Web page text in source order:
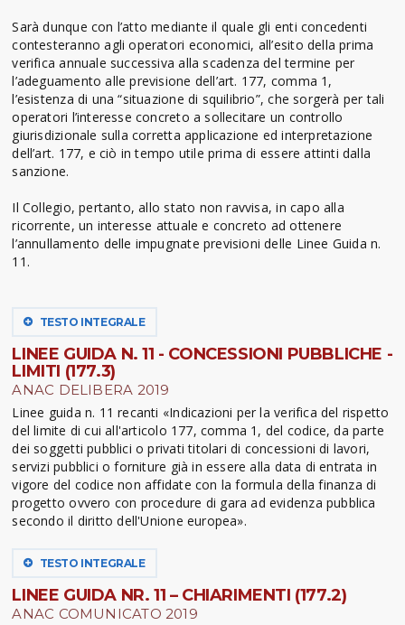
Sarà dunque con l’atto mediante il quale gli enti concedenti
contesteranno agli operatori economici, all’esito della prima
verifica annuale successiva alla scadenza del termine per
l’adeguamento alle previsione dell’art. 177, comma 1,
l’esistenza di una “situazione di squilibrio”, che sorgerà per tali
operatori l’interesse concreto a sollecitare un controllo
giurisdizionale sulla corretta applicazione ed interpretazione
dell’art. 177, e ciò in tempo utile prima di essere attinti dalla
sanzione.
Il Collegio, pertanto, allo stato non ravvisa, in capo alla
ricorrente, un interesse attuale e concreto ad ottenere
l’annullamento delle impugnate previsioni delle Linee Guida n.
11.
TESTO INTEGRALE
LINEE GUIDA N. 11 - CONCESSIONI PUBBLICHE -
LIMITI (177.3)
ANAC DELIBERA 2019
Linee guida n. 11 recanti «Indicazioni per la verifica del rispetto
del limite di cui all'articolo 177, comma 1, del codice, da parte
dei soggetti pubblici o privati titolari di concessioni di lavori,
servizi pubblici o forniture già in essere alla data di entrata in
vigore del codice non affidate con la formula della finanza di
progetto ovvero con procedure di gara ad evidenza pubblica
secondo il diritto dell'Unione europea».
TESTO INTEGRALE
LINEE GUIDA NR. 11 – CHIARIMENTI (177.2)
ANAC COMUNICATO 2019